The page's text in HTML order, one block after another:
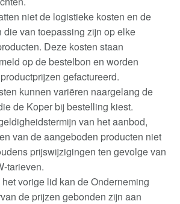
niet de logistieke kosten en de
die van toepassing zijn op elke
Deze kosten staan
op de bestelbon en worden
gefactureerd.
kunnen variëren naargelang de
de Koper bij bestelling kiest.
van het aanbod,
van de aangeboden producten niet
prijswijzigingen ten gevolge van
tarieven.
vorige lid kan de Onderneming
de prijzen gebonden zijn aan